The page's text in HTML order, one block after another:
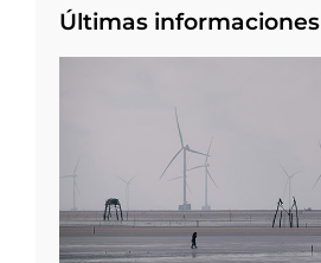
Últimas informaciones